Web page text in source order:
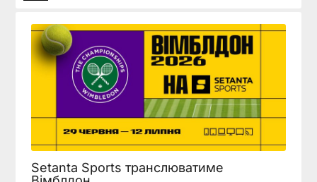
Setanta Sports транслюватиме